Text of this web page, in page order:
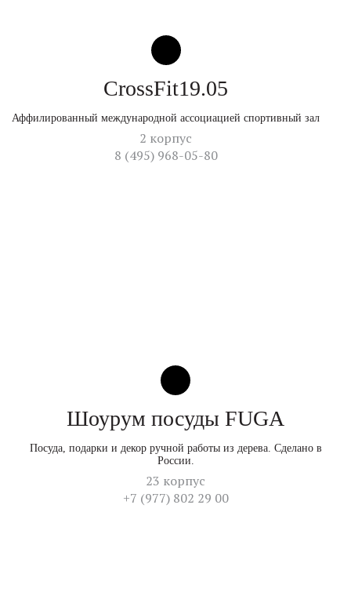
CrossFit19.05
Аффилированный международной ассоциацией спортивный зал
2 корпус
8 (495) 968-05-80
Шоурум посуды FUGA
Посуда, подарки и декор ручной работы из дерева. Сделано в
России.
23 корпус
+7 (977) 802 29 00